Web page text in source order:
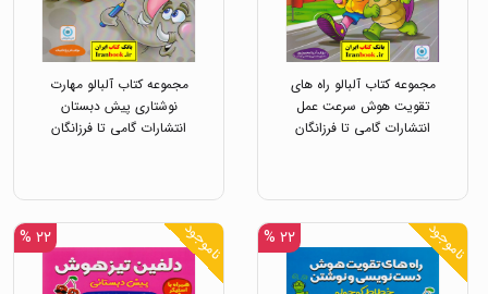
مجموعه کتاب آلبالو راه های
تقویت هوش سرعت عمل
انتشارات گامی تا فرزانگان
مجموعه کتاب آلبالو مهارت
نوشتاری پیش دبستان
انتشارات گامی تا فرزانگان
ناموجود ۲۲ % ناموجود ۲۲ %